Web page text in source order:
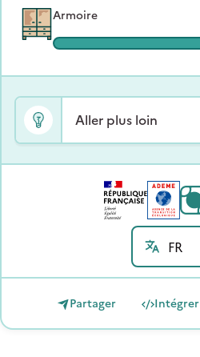
Armoire
Aller plus loin
Partager Intégrer